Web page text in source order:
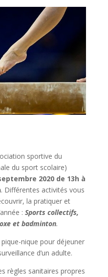
sportive du
du sport scolaire)
2020 de 13h à
. Différentes activités vous
la pratiquer et
: Sports collectifs,
et badminton.
nique pour déjeuner
d’un adulte.
règles sanitaires propres